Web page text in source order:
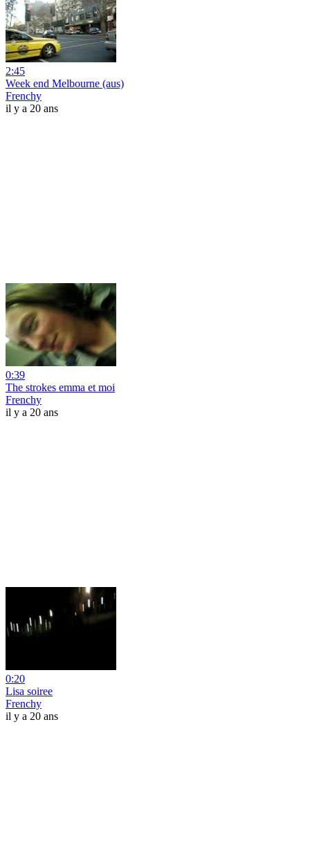
2:45
Week end Melbourne (aus)
Frenchy
il y a 20 ans
0:39
The strokes emma et moi
Frenchy
il y a 20 ans
0:20
Lisa soiree
Frenchy
il y a 20 ans